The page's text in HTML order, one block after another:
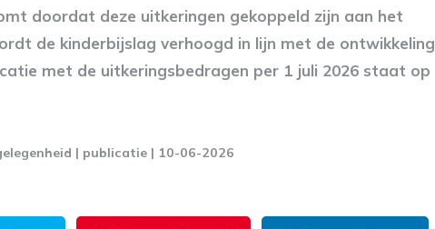
doordat deze uitkeringen gekoppeld zijn aan het
de kinderbijslag verhoogd in lijn met de ontwikkeling
met de uitkeringsbedragen per 1 juli 2026 staat op
| publicatie | 10-06-2026